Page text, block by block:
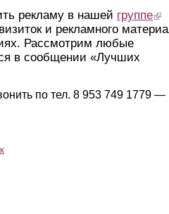
рекламу в нашей группе
и рекламного
Рассмотрим любые
в сообщении «Лучших
по тел. 8 953 749 1779 —